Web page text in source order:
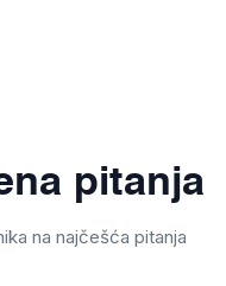
pitanja
na najčešća pitanja